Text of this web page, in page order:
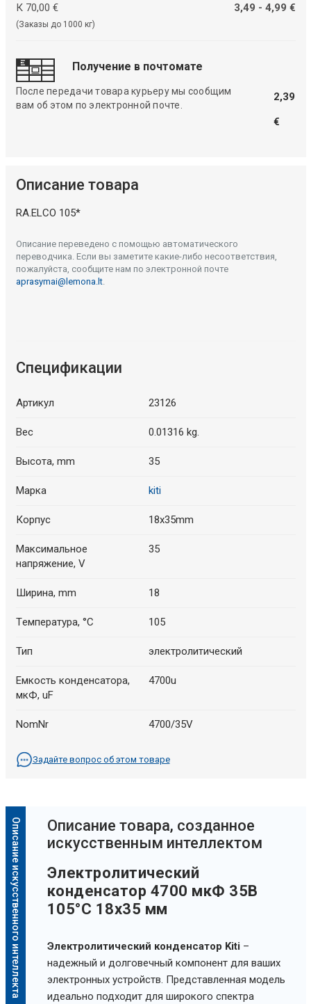
К 70,00 €
(Заказы до 1000 кг)
3,49 - 4,99 €
Получение в почтомате
После передачи товара курьеру мы сообщим
вам об этом по электронной почте.
2,39
€
Описание товара
RA.ELCO 105*
Описание переведено с помощью автоматического
переводчика. Если вы заметите какие-либо несоответствия,
пожалуйста, сообщите нам по электронной почте
aprasymai@lemona.lt.
Спецификации
Артикул 23126
Вес 0.01316 kg.
Высота, mm 35
Марка kiti
Корпус 18x35mm
Максимальное
напряжение, V
35
Ширина, mm 18
Tемпература, °C 105
Тип электролитический
Емкость конденсатора,
мкФ, uF
4700u
NomNr 4700/35V
Задайте вопрос об этом товаре
Описание искусственного интеллекта
Oписание товара, созданное
искусственным интеллектом
Электролитический
конденсатор 4700 мкФ 35В
105°C 18x35 мм
Электролитический конденсатор Kiti –
надежный и долговечный компонент для ваших
электронных устройств. Представленная модель
идеально подходит для широкого спектра